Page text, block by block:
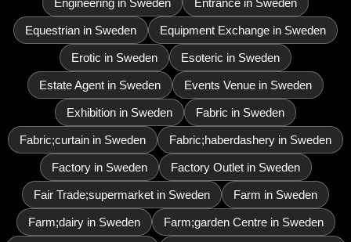
Engineering in Sweden Entrance in Sweden
Equestrian in Sweden Equipment Exchange in Sweden
Erotic in Sweden Esoteric in Sweden
Estate Agent in Sweden Events Venue in Sweden
Exhibition in Sweden Fabric in Sweden
Fabric;curtain in Sweden Fabric;haberdashery in Sweden
Factory in Sweden Factory Outlet in Sweden
Fair Trade;supermarket in Sweden Farm in Sweden
Farm;dairy in Sweden Farm;garden Centre in Sweden